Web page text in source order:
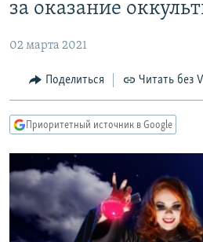
основному
Вернутся
главной
навигации
Вернутся
поиску
ЦИТАТЫ СВОБОДЫ
МНЕНИЯ
IDEL.РЕАЛИИ
КАВКАЗ.РЕАЛИИ
СЕВЕР.РЕАЛИИ
СИБИРЬ.РЕАЛИИ
за оказание
02 марта 2021
Поделиться Читать без
Приоритетный источник в Google